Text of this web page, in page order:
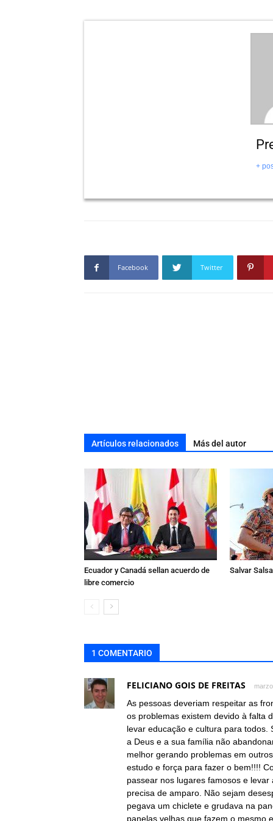
+
Facebook Twitter
Artículos relacionados Más del autor
Ecuador y Canadá sellan acuerdo de
libre comercio
Salvar
1 COMENTARIO
FELICIANO GOIS DE FREITAS
As pessoas deveriam respeitar as
os problemas existem devido à falta
levar educação e cultura para
a Deus e a sua família não
melhor gerando problemas em
estudo e força para fazer o bem!!!!
passear nos lugares famosos e
precisa de amparo. Não sejam
pegava um chiclete e grudava na
panelas velhas que fazem o mesmo